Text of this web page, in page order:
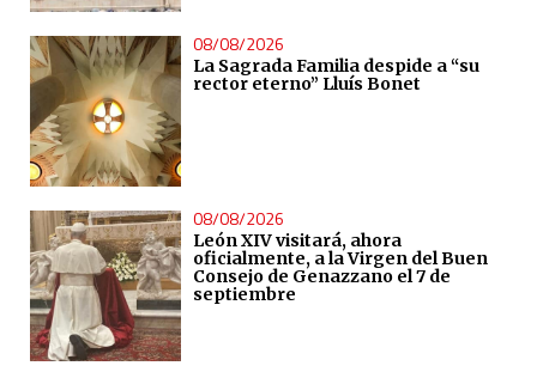
08/08/2026
La Sagrada Familia despide a “su
rector eterno” Lluís Bonet
08/08/2026
León XIV visitará, ahora
oficialmente, a la Virgen del Buen
Consejo de Genazzano el 7 de
septiembre